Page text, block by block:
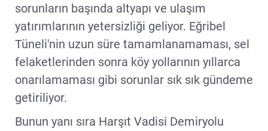
sorunların başında altyapı ve ulaşım
yatırımlarının yetersizliği geliyor. Eğribel
Tüneli'nin uzun süre tamamlanamaması, sel
felaketlerinden sonra köy yollarının yıllarca
onarılamaması gibi sorunlar sık sık gündeme
getiriliyor.
Bunun yanı sıra Harşıt Vadisi Demiryolu